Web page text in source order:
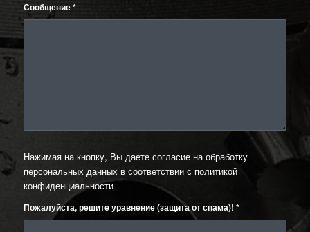
Сообщение*
Нажимая на кнопку, Вы даете согласие на обработку
персональных данных в соответствии с политикой
конфиденциальности
Пожалуйста, решите уравнение (защита от спама)! *